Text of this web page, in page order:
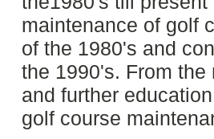
maintenance of golf
of the 1980's and
the 1990's. From
and further
golf course